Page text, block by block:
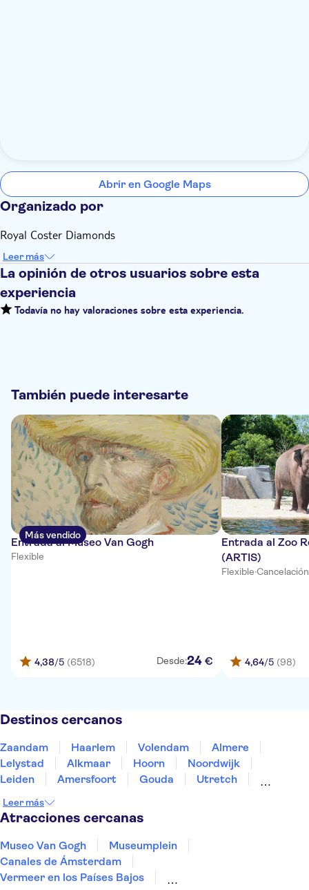
Abrir en Google Maps
Organizado por
Royal Coster Diamonds
Leer más
La opinión de otros usuarios sobre esta
experiencia
Todavía no hay valoraciones sobre esta experiencia.
También puede interesarte
Más vendido
Entrada al Museo Van Gogh
Flexible
4,38/5 (6518) Desde:24 €
Entrada al Zoo
(ARTIS)
Flexible·
4,64/5 (98)
Destinos cercanos
Zaandam Haarlem Volendam
Almere
Lelystad
Alkmaar Hoorn
Noordwijk
Leiden
Amersfoort Gouda
Utretch
Leer más
Atracciones cercanas
Museo Van Gogh
Museumplein
Canales de Ámsterdam
Vermeer en los Países Bajos